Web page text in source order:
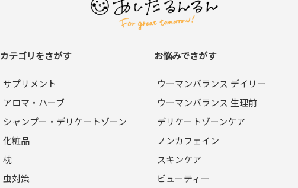
カテゴリをさがす
サプリメント
アロマ・ハーブ
シャンプー・デリケートゾーン
化粧品
枕
虫対策
お悩みでさがす
ウーマンバランス デイリー
ウーマンバランス 生理前
デリケートゾーンケア
ノンカフェイン
スキンケア
ビューティー